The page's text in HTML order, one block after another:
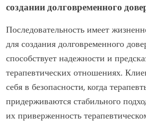
создании долговременного
Последовательность имеет
для создания долговременного
способствует надежности и
терапевтических отношениях.
себя в безопасности, когда
придерживаются стабильного
их приверженность